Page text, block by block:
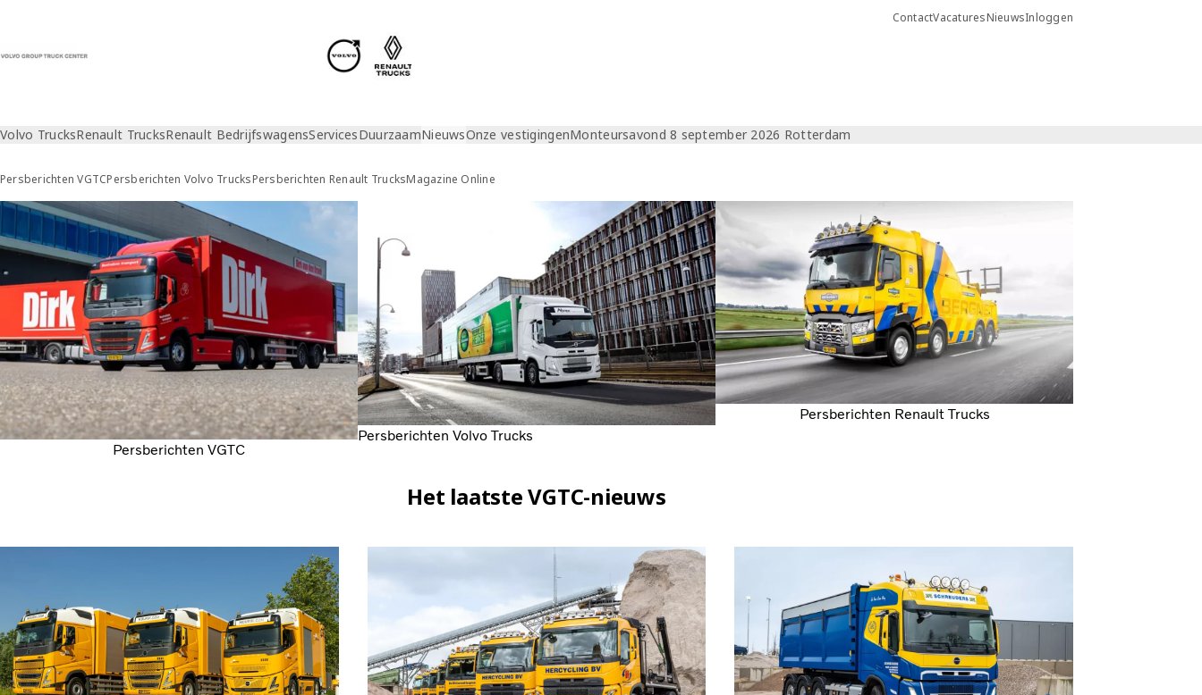
ContactVacaturesNieuwsInloggen
Volvo TrucksRenault TrucksRenault BedrijfswagensServicesDuurzaamNieuwsOnze vestigingenMonteursavond 8 september 2026 Rotterdam
Persberichten VGTCPersberichten Volvo TrucksPersberichten Renault TrucksMagazine Online
Persberichten VGTC
Persberichten Volvo Trucks
Persberichten Renault Trucks
Het laatste VGTC-nieuws